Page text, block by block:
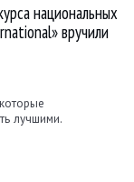
национальных
вручили
лучшими.